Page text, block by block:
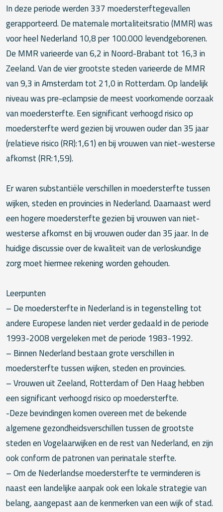
In deze periode werden 337 moedersterftegevallen
gerapporteerd. De maternale mortaliteitsratio (MMR) was
voor heel Nederland 10,8 per 100.000 levendgeborenen.
De MMR varieerde van 6,2 in Noord-Brabant tot 16,3 in
Zeeland. Van de vier grootste steden varieerde de MMR
van 9,3 in Amsterdam tot 21,0 in Rotterdam. Op landelijk
niveau was pre-eclampsie de meest voorkomende oorzaak
van moedersterfte. Een significant verhoogd risico op
moedersterfte werd gezien bij vrouwen ouder dan 35 jaar
(relatieve risico (RR):1,61) en bij vrouwen van niet-westerse
afkomst (RR:1,59).
Er waren substantiële verschillen in moedersterfte tussen
wijken, steden en provincies in Nederland. Daarnaast werd
een hogere moedersterfte gezien bij vrouwen van niet-
westerse afkomst en bij vrouwen ouder dan 35 jaar. In de
huidige discussie over de kwaliteit van de verloskundige
zorg moet hiermee rekening worden gehouden.
Leerpunten
– De moedersterfte in Nederland is in tegenstelling tot
andere Europese landen niet verder gedaald in de periode
1993-2008 vergeleken met de periode 1983-1992.
– Binnen Nederland bestaan grote verschillen in
moedersterfte tussen wijken, steden en provincies.
– Vrouwen uit Zeeland, Rotterdam of Den Haag hebben
een significant verhoogd risico op moedersterfte.
-Deze bevindingen komen overeen met de bekende
algemene gezondheidsverschillen tussen de grootste
steden en Vogelaarwijken en de rest van Nederland, en zijn
ook conform de patronen van perinatale sterfte.
– Om de Nederlandse moedersterfte te verminderen is
naast een landelijke aanpak ook een lokale strategie van
belang, aangepast aan de kenmerken van een wijk of stad.